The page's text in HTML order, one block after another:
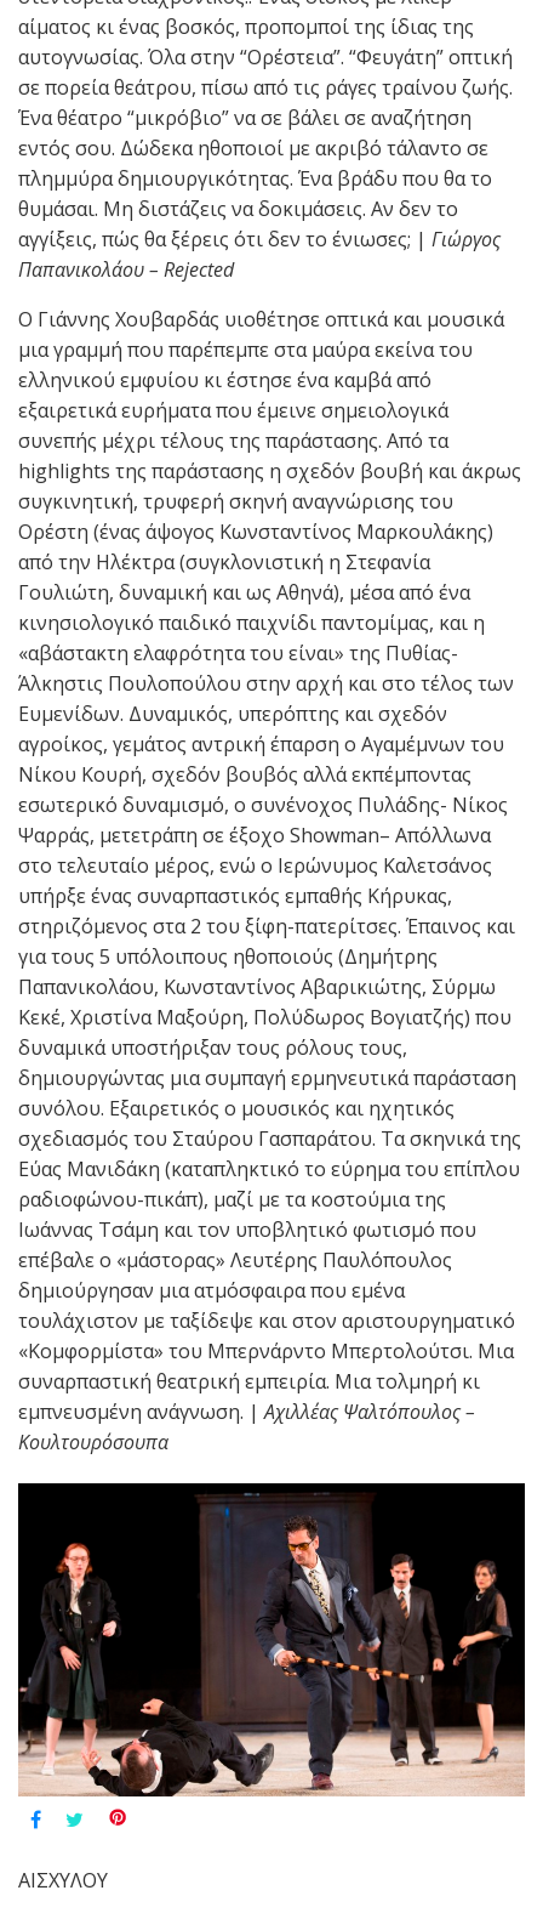
αίματος κι ένας βοσκός, προπομποί της ίδιας της
αυτογνωσίας. Όλα στην “Ορέστεια”. “Φευγάτη” οπτική
σε πορεία θεάτρου, πίσω από τις ράγες τραίνου ζωής.
Ένα θέατρο “μικρόβιο” να σε βάλει σε αναζήτηση
εντός σου. Δώδεκα ηθοποιοί με ακριβό τάλαντο σε
πλημμύρα δημιουργικότητας. Ένα βράδυ που θα το
θυμάσαι. Μη διστάζεις να δοκιμάσεις. Αν δεν το
αγγίξεις, πώς θα ξέρεις ότι δεν το ένιωσες; | Γιώργος
Παπανικολάου – Rejected
Ο Γιάννης Χουβαρδάς υιοθέτησε οπτικά και μουσικά
μια γραμμή που παρέπεμπε στα μαύρα εκείνα του
ελληνικού εμφυίου κι έστησε ένα καμβά από
εξαιρετικά ευρήματα που έμεινε σημειολογικά
συνεπής μέχρι τέλους της παράστασης. Από τα
highlights της παράστασης η σχεδόν βουβή και άκρως
συγκινητική, τρυφερή σκηνή αναγνώρισης του
Ορέστη (ένας άψογος Κωνσταντίνος Μαρκουλάκης)
από την Ηλέκτρα (συγκλονιστική η Στεφανία
Γουλιώτη, δυναμική και ως Αθηνά), μέσα από ένα
κινησιολογικό παιδικό παιχνίδι παντομίμας, και η
«αβάστακτη ελαφρότητα του είναι» της Πυθίας-
Άλκηστις Πουλοπούλου στην αρχή και στο τέλος των
Ευμενίδων. Δυναμικός, υπερόπτης και σχεδόν
αγροίκος, γεμάτος αντρική έπαρση ο Αγαμέμνων του
Νίκου Κουρή, σχεδόν βουβός αλλά εκπέμποντας
εσωτερικό δυναμισμό, ο συνένοχος Πυλάδης- Νίκος
Ψαρράς, μετετράπη σε έξοχο Showman– Απόλλωνα
στο τελευταίο μέρος, ενώ ο Ιερώνυμος Καλετσάνος
υπήρξε ένας συναρπαστικός εμπαθής Κήρυκας,
στηριζόμενος στα 2 του ξίφη-πατερίτσες. Έπαινος και
για τους 5 υπόλοιπους ηθοποιούς (Δημήτρης
Παπανικολάου, Κωνσταντίνος Αβαρικιώτης, Σύρμω
Κεκέ, Χριστίνα Μαξούρη, Πολύδωρος Βογιατζής) που
δυναμικά υποστήριξαν τους ρόλους τους,
δημιουργώντας μια συμπαγή ερμηνευτικά παράσταση
συνόλου. Εξαιρετικός ο μουσικός και ηχητικός
σχεδιασμός του Σταύρου Γασπαράτου. Τα σκηνικά της
Εύας Μανιδάκη (καταπληκτικό το εύρημα του επίπλου
ραδιοφώνου-πικάπ), μαζί με τα κοστούμια της
Ιωάννας Τσάμη και τον υποβλητικό φωτισμό που
επέβαλε ο «μάστορας» Λευτέρης Παυλόπουλος
δημιούργησαν μια ατμόσφαιρα που εμένα
τουλάχιστον με ταξίδεψε και στον αριστουργηματικό
«Κομφορμίστα» του Μπερνάρντο Μπερτολούτσι. Μια
συναρπαστική θεατρική εμπειρία. Μια τολμηρή κι
εμπνευσμένη ανάγνωση. |Αχιλλέας Ψαλτόπουλος –
Κουλτουρόσουπα
ΑΙΣΧΥΛΟΥ